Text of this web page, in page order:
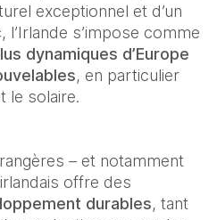
exceptionnel et d’un
dynamiques d’Europe
, en particulier
le solaire.
– et notamment
durables, tant